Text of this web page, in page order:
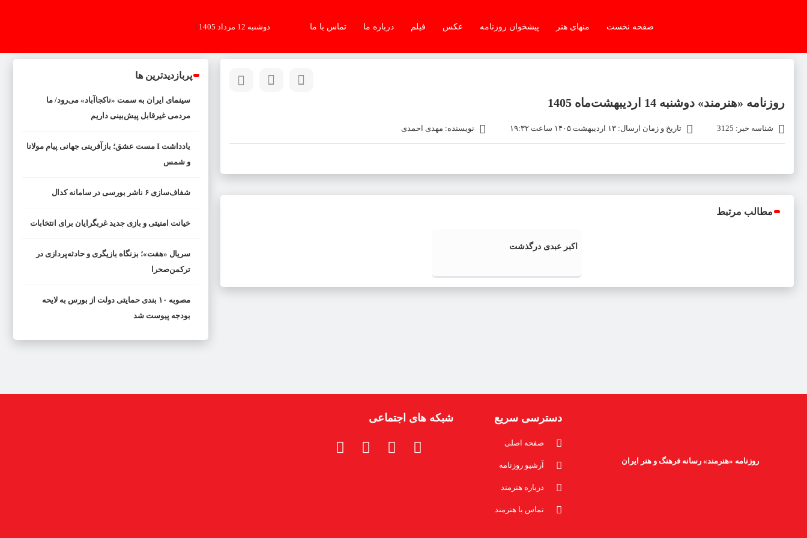
صفحه نخست منهای هنر پیشخوان روزنامه عکس فیلم درباره ما تماس با ما دوشنبه 12 مرداد 1405 |
روزنامه «هنرمند» دوشنبه 14 اردیبهشت‌ماه 1405
شناسه خبر: 3125 تاریخ و زمان ارسال: ۱۳ اردیبهشت ۱۴۰۵ ساعت ۱۹:۳۲ نویسنده: مهدی احمدی
مطالب مرتبط
اکبر عبدی درگذشت
پربازدیدترین ها
سینمای ایران به سمت «ناکجاآباد» می‌رود/ ما
مردمی غیرقابل پیش‌بینی داریم
یادداشت I مست عشق؛ بازآفرینی جهانی پیام مولانا
و شمس
شفاف‌سازی ۶ ناشر بورسی در سامانه کدال
خیانت امنیتی و بازی جدید غربگرایان برای انتخابات
سریال «هفت»؛ بزنگاه بازیگری و حادثه‌پردازی در
ترکمن‌صحرا
مصوبه ۱۰ بندی حمایتی دولت از بورس به لایحه
بودجه پیوست شد
روزنامه «هنرمند» رسانه فرهنگ و هنر ایران
دسترسی سریع
صفحه اصلی
آرشیو روزنامه
درباره هنرمند
تماس با هنرمند
شبکه های اجتماعی